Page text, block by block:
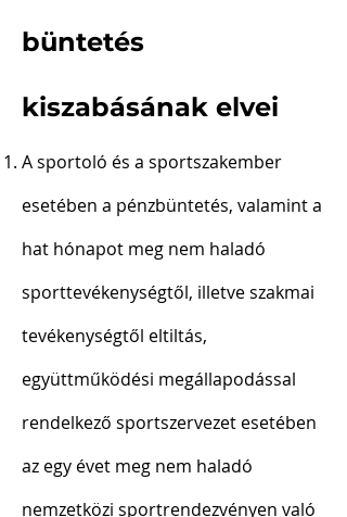
büntetés
kiszabásának elvei
A sportoló és a sportszakember
esetében a pénzbüntetés, valamint a
hat hónapot meg nem haladó
sporttevékenységtől, illetve szakmai
tevékenységtől eltiltás,
együttműködési megállapodással
rendelkező sportszervezet esetében
az egy évet meg nem haladó
nemzetközi sportrendezvényen való